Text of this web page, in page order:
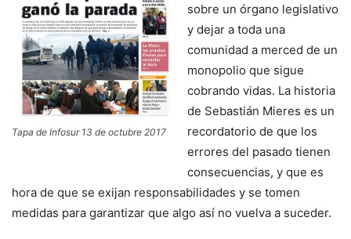
Tapa de Infosur 13 de octubre 2017
sobre un órgano legislativo
y dejar a toda una
comunidad a merced de un
monopolio que sigue
cobrando vidas. La historia
de Sebastián Mieres es un
recordatorio de que los
errores del pasado tienen
consecuencias, y que es
hora de que se exijan responsabilidades y se tomen
medidas para garantizar que algo así no vuelva a suceder.